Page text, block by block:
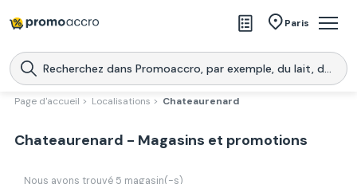
Paris
Magasins
Produits
Promoaccro
l'application
Page d'accueil > Localisations > Chateaurenard
Chateaurenard - Magasins et promotions
Nous avons trouvé 5 magasin(-s)